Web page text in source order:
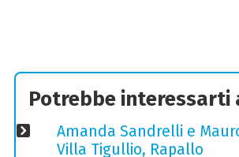
Potrebbe interessarti
Amanda Sandrelli e
Villa Tigullio, Rapallo